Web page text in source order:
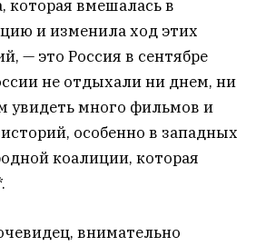
которая вмешалась в
и изменила ход этих
— это Россия в сентябре
не отдыхали ни днем, ни
много фильмов и
особенно в западных
коалиции, которая
внимательно